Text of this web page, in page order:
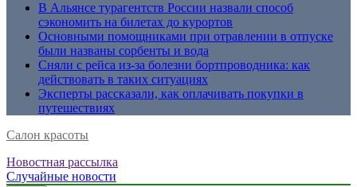
В Альянсе турагентств России назвали способ
сэкономить на билетах до курортов
Основными помощниками при отравлении в отпуске
были названы сорбенты и вода
Сняли с рейса из-за болезни бортпроводника: как
действовать в таких ситуациях
Эксперты рассказали, как оплачивать покупки в
путешествиях
Салон красоты
Новостная рассылка
Случайные новости